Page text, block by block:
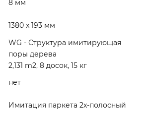
8 мм
1380 x 193 мм
WG - Структура имитирующая
поры дерева
2,131 m2, 8 досок, 15 кг
нет
Имитация паркета 2x-полосный